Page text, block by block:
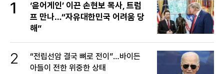
1
‘윤어게인’ 이끈 손현보 목사, 트럼
프 만나…“자유대한민국 어려움 당
해”
2
“전립선암 결국 뼈로 전이”…바이든
아들이 전한 위중한 상태